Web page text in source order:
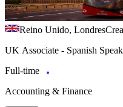
Reino Unido, Londres
UK Associate - Spanish
Full-time
Accounting & Finance